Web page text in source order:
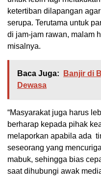
ketertiban dilapangan
serupa. Terutama untuk
di jam-jam rawan, malam
misalnya.
Baca Juga:
Banjir di
Dewasa
“Masyarakat juga harus
berharap kepada pihak
melaporkan apabila ada
seseorang yang
mabuk, sehingga bias
saat dihubungi awak